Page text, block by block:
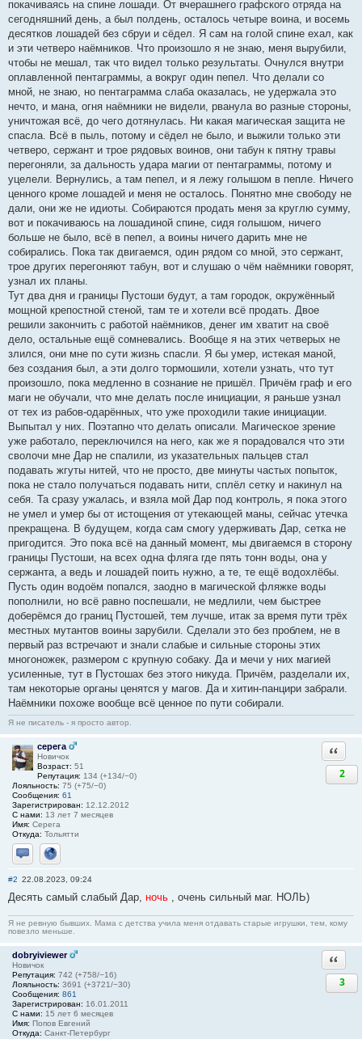
покачиваясь на спине лошади. От вчерашнего графского отряда на
сегодняшний день, а был полдень, осталось четыре воина, и восемь
десятков лошадей без сбруи и сёдел. Я сам на голой спине ехал, как
и эти четверо наёмников. Что произошло я не знаю, меня вырубили,
чтобы не мешал, так что видел только результаты. Очнулся внутри
оплавленной пентаграммы, а вокруг один пепел. Что делали со
мной, не знаю, но пентаграмма слаба оказалась, не удержала это
нечто, и мана, огня наёмники не видели, рванула во разные стороны,
уничтожая всё, до чего дотянулась. Ни какая магическая защита не
спасла. Всё в пыль, потому и сёдел не было, и выжили только эти
четверо, сержант и трое рядовых воинов, они табун к пятну травы
перегоняли, за дальность удара магии от пентаграммы, потому и
уцелели. Вернулись, а там пепел, и я лежу голышом в пепле. Ничего
ценного кроме лошадей и меня не осталось. Понятно мне свободу не
дали, они же не идиоты. Собираются продать меня за круглю сумму,
вот и покачиваюсь на лошадиной спине, сидя голышом, ничего
больше не было, всё в пепел, а воины ничего дарить мне не
собирались. Пока так двигаемся, один рядом со мной, это сержант,
трое других перегоняют табун, вот и слушаю о чём наёмники говорят,
узнал их планы.
Тут два дня и границы Пустоши будут, а там городок, окружённый
мощной крепостной стеной, там те и хотели всё продать. Двое
решили закончить с работой наёмников, денег им хватит на своё
дело, остальные ещё сомневались. Вообще я на этих четверых не
злился, они мне по сути жизнь спасли. Я бы умер, истекая маной,
без создания был, а эти долго тормошили, хотели узнать, что тут
произошло, пока медленно в сознание не пришёл. Причём граф и его
маги не обучали, что мне делать после инициации, я раньше узнал
от тех из рабов-одарённых, что уже проходили такие инициации.
Выпытал у них. Поэтапно что делать описали. Магическое зрение
уже работало, переключился на него, как же я порадовался что эти
сволочи мне Дар не спалили, из указательных пальцев стал
подавать жгуты нитей, что не просто, две минуты частых попыток,
пока не стало получаться подавать нити, сплёл сетку и накинул на
себя. Та сразу ужалась, и взяла мой Дар под контроль, я пока этого
не умел и умер бы от истощения от утекающей маны, сейчас утечка
прекращена. В будущем, когда сам смогу удерживать Дар, сетка не
пригодится. Это пока всё на данный момент, мы двигаемся в сторону
границы Пустоши, на всех одна фляга где пять тонн воды, она у
сержанта, а ведь и лошадей поить нужно, а те, те ещё водохлёбы.
Пусть один водоём попался, заодно в магической фляжке воды
пополнили, но всё равно поспешали, не медлили, чем быстрее
доберёмся до границ Пустошей, тем лучше, итак за время пути трёх
местных мутантов воины зарубили. Сделали это без проблем, не в
первый раз встречают и знали слабые и сильные стороны этих
многоножек, размером с крупную собаку. Да и мечи у них магией
усиленные, тут в Пустошах без этого никуда. Причём, разделали их,
там некоторые органы ценятся у магов. Да и хитин-панцири забрали.
Наёмники похоже вообще всё ценное по пути собирали.
Я не писатель - я просто автор.
серега
Новичок
Возраст: 51
Репутация: 134 (+134/−0)
Лояльность: 75 (+75/−0)
Сообщения: 61
Зарегистрирован: 12.12.2012
С нами: 13 лет 7 месяцев
Имя: Серега
Откуда: Тольятти
Отправить личное сообщение
Сайт
2
#2 22.08.2023, 09:24
Десять самый слабый Дар, ночь , очень сильный маг. НОЛЬ)
Я не ревную бывших. Мама с детства учила меня отдавать старые игрушки, тем, кому
повезло меньше.
dobryiviewer
Новичок
Репутация: 742 (+758/−16)
Лояльность: 3691 (+3721/−30)
Сообщения: 861
Зарегистрирован: 16.01.2011
С нами: 15 лет 6 месяцев
Имя: Попов Евгений
Откуда: Санкт-Петербург
3